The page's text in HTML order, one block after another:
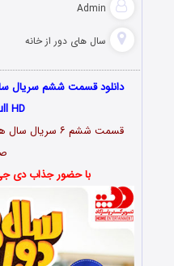
Admin
سال های دور از خانه
دانلود قسمت ششم سریال
HD
قسمت ششم ۶
با حضور جذاب دی